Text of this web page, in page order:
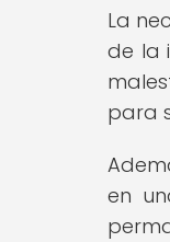
La
de la
para
en